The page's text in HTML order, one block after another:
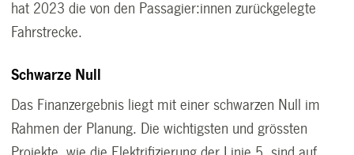
hat 2023 die von den Passagier:innen zurückgelegte
Fahrstrecke.
Schwarze Null
Das Finanzergebnis liegt mit einer schwarzen Null im
Rahmen der Planung. Die wichtigsten und grössten